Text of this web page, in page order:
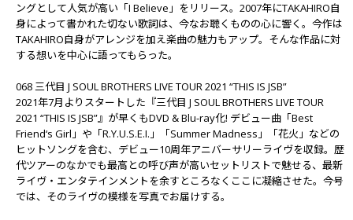
ングとして人気が高い「I Believe」をリリース。2007年にTAKAHIRO自
身によって書かれた切ない歌詞は、今なお聴くものの心に響く。今作は
TAKAHIRO自身がアレンジを加え楽曲の魅力もアップ。そんな作品に対
する想いを中心に語ってもらった。
068 三代目 J SOUL BROTHERS LIVE TOUR 2021 “THIS IS JSB”
2021年7月よりスタートした『三代目 J SOUL BROTHERS LIVE TOUR
2021 “THIS IS JSB”』が早くもDVD & Blu-ray化! デビュー曲「Best
Friend‘s Girl」や「R.Y.U.S.E.I.」「Summer Madness」「花火」などの
ヒットソングを含む、デビュー10周年アニバーサリーライヴを収録。歴
代ツアーのなかでも最高との呼び声が高いセットリストで魅せる、最新
ライヴ・エンタテインメントを余すところなくここに凝縮させた。今号
では、そのライヴの模様を写真でお届けする。